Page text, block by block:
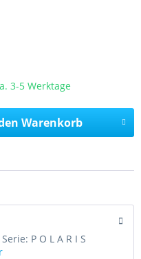
3-5 Werktage
Warenkorb
P O L A R I S